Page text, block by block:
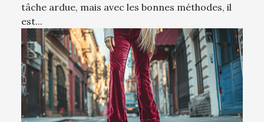
tâche ardue, mais avec les bonnes méthodes, il
est...